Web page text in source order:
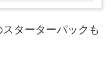
ターターパックも